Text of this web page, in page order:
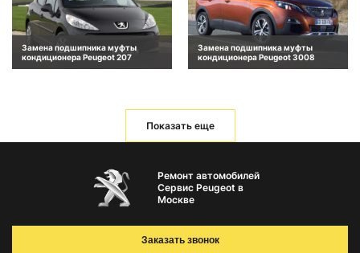
Замена подшипника муфты
кондиционера Peugeot 207
Замена подшипника муфты
кондиционера Peugeot 3008
Показать еще
Ремонт автомобилей
Сервис Peugeot в
Москве
Заказать звонок